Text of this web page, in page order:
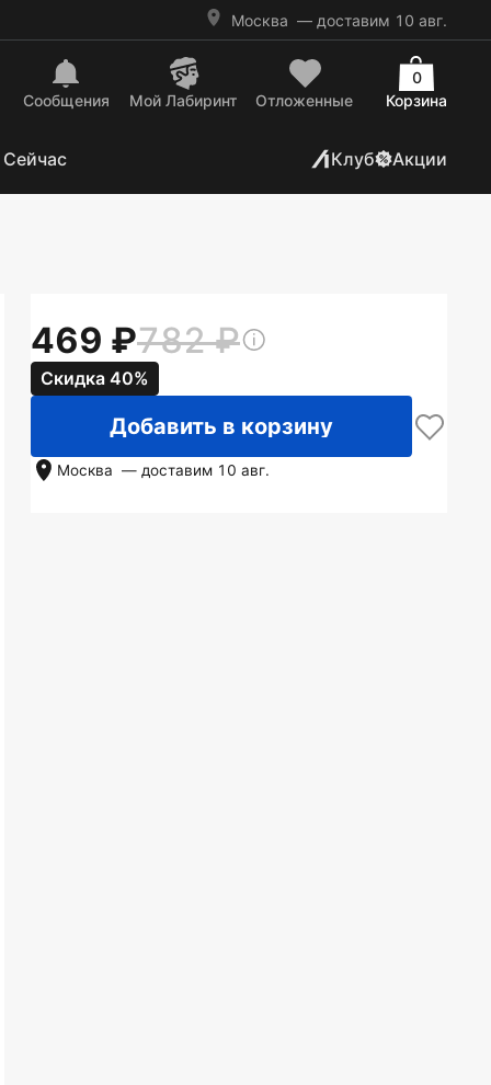
Москва — доставим 10 авг.
Сообщения Mой Лабиринт Отложенные Корзина
0
Клуб Акции
469 782
Скидка 40%
Добавить в корзину
Москва — доставим 10 авг.